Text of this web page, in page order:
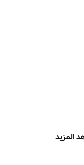
المزيد